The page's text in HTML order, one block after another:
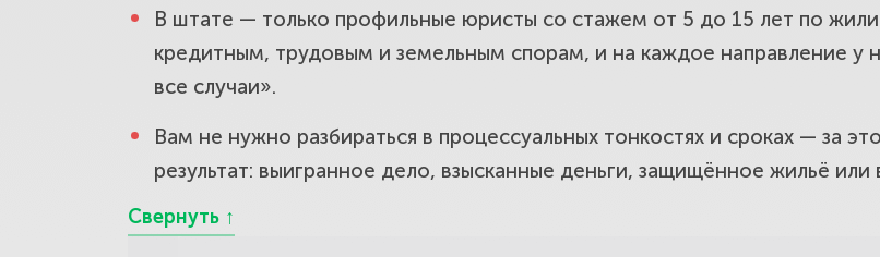
Земельные споры и дачные вопросы для
участок и границы.
Споры с госорганами и обжалование
Восстановим права.
В штате — только профильные юристы со стажем от 5 до 15 лет по
кредитным, трудовым и земельным спорам, и на каждое направление у
все случаи».
Вам не нужно разбираться в процессуальных тонкостях и сроках — за
результат: выигранное дело, взысканные деньги, защищённое жильё или